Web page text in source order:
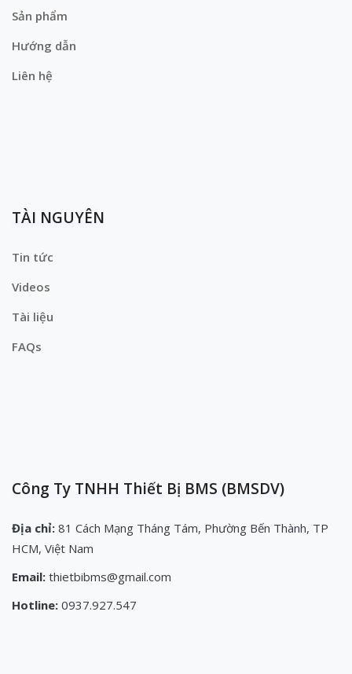
Sản phẩm
Hướng dẫn
Liên hệ
TÀI NGUYÊN
Tin tức
Videos
Tài liệu
FAQs
Công Ty TNHH Thiết Bị BMS (BMSDV)
Địa chỉ: 81 Cách Mạng Tháng Tám, Phường Bến Thành, TP
HCM, Việt Nam
Email: thietbibms@gmail.com
Hotline: 0937.927.547